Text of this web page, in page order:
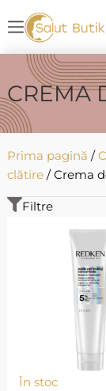
CREMA
Prima pagină /
clătire/ Crema
Filtre
În stoc